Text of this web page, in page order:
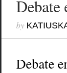
Debate
by
Debate